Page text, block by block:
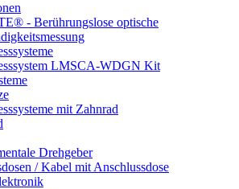
- Berührungslose optische
LMSCA-WDGN Kit
mit Zahnrad
Drehgeber
/ Kabel mit Anschlussdose